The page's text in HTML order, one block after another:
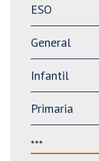
ESO
General
Infantil
Primaria
***